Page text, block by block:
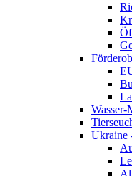
Wasser-
Ukraine